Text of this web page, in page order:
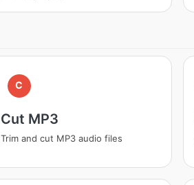
C
Cut MP3
Trim and cut MP3 audio files